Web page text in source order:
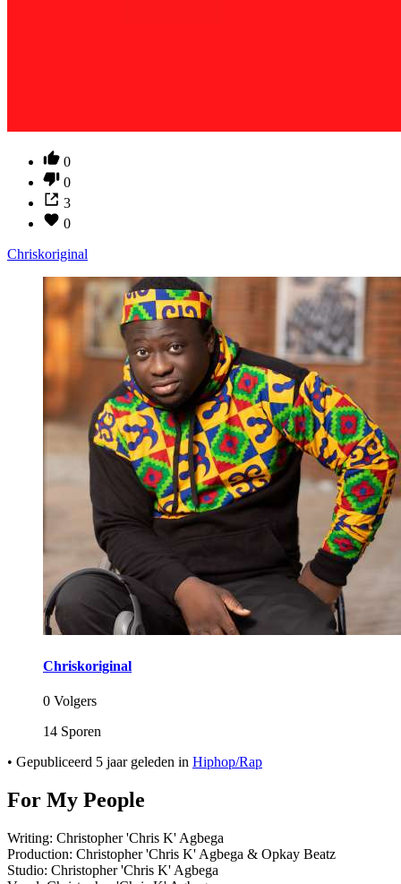
0
0
3
0
Chriskoriginal
Chriskoriginal
0 Volgers
14 Sporen
• Gepubliceerd 5 jaar geleden in Hiphop/Rap
For My People
Writing: Christopher 'Chris K' Agbega
Production: Christopher 'Chris K' Agbega & Opkay Beatz
Studio: Christopher 'Chris K' Agbega